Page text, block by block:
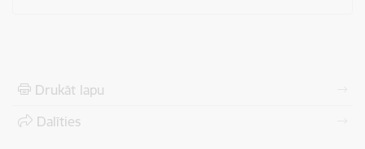
Drukāt lapu
Dalīties